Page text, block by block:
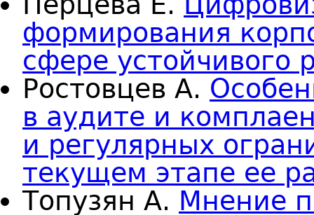
формирования
сфере устойчивого
Ростовцев А.
в аудите и
и регулярных
текущем этапе ее
Топузян А. Мнение